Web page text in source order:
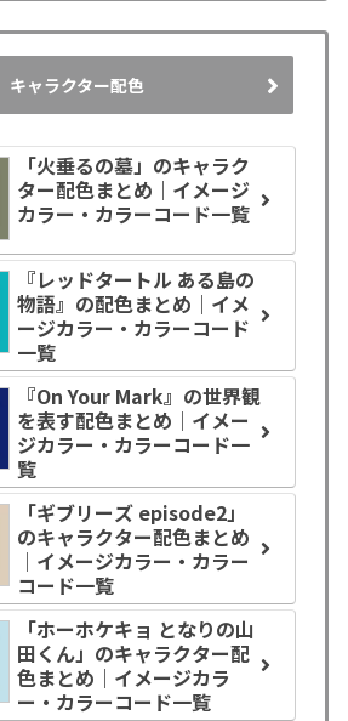
キャラクター配色
「火垂るの墓」のキャラク
ター配色まとめ｜イメージ
カラー・カラーコード一覧
『レッドタートル ある島の
物語』の配色まとめ｜イメ
ージカラー・カラーコード
一覧
『On Your Mark』の世界観
を表す配色まとめ｜イメー
ジカラー・カラーコード一
覧
「ギブリーズ episode2」
のキャラクター配色まとめ
｜イメージカラー・カラー
コード一覧
「ホーホケキョ となりの山
田くん」のキャラクター配
色まとめ｜イメージカラ
ー・カラーコード一覧